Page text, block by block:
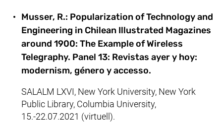
Musser, R.: Popularization of Technology and
Engineering in Chilean Illustrated Magazines
around 1900: The Example of Wireless
Telegraphy. Panel 13: Revistas ayer y hoy:
modernism, género y accesso.
SALALM LXVI, New York University, New York
Public Library, Columbia University,
15.-22.07.2021 (virtuell).